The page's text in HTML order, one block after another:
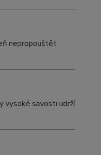
nepropouštět
vysoké savosti udrží